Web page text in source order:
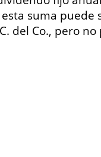
suma
del Co., pero